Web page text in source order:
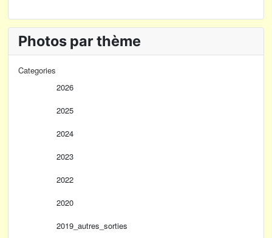
Photos par thème
Categories
2026
2025
2024
2023
2022
2020
2019_autres_sorties